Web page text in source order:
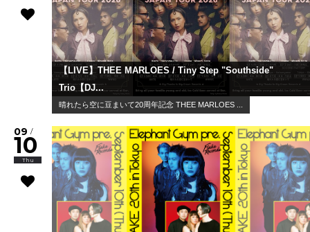
【LIVE】THEE MARLOES / Tiny Step "Southside"
Trio【DJ...
晴れたら空に豆まいて20周年記念 THEE MARLOES ...
09 /
10
Thu